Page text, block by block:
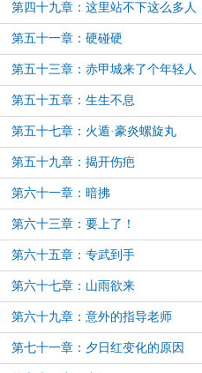
第四十九章：这里站不下这么多人
第五十一章：硬碰硬
第五十三章：赤甲城来了个年轻人
第五十五章：生生不息
第五十七章：火遁·豪炎螺旋丸
第五十九章：揭开伤疤
第六十一章：暗拂
第六十三章：要上了！
第六十五章：专武到手
第六十七章：山雨欲来
第六十九章：意外的指导老师
第七十一章：夕日红变化的原因